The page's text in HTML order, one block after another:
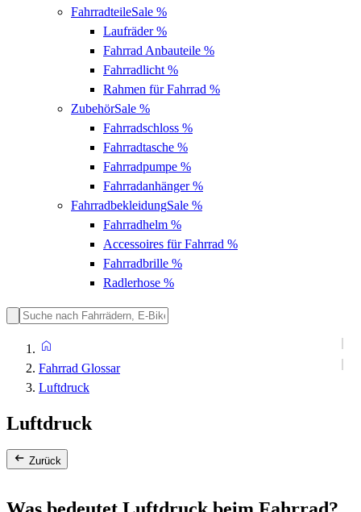
FahrradteileSale %
Laufräder%
Fahrrad Anbauteile %
Fahrradlicht %
Rahmen für Fahrrad %
ZubehörSale %
Fahrradschloss %
Fahrradtasche %
Fahrradpumpe %
Fahrradanhänger%
FahrradbekleidungSale %
Fahrradhelm %
Accessoires für Fahrrad %
Fahrradbrille %
Radlerhose %
Fahrrad Glossar
Luftdruck
Luftdruck
Zurück